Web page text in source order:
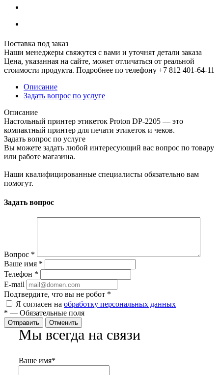
Поставка под заказ
Наши менеджеры свяжутся с вами и уточнят детали заказа
Цена, указанная на сайте, может отличаться от реальной
стоимости продукта. Подробнее по телефону +7 812 401-64-11
Описание
Задать вопрос по услуге
Описание
Настольный принтер этикеток Proton DP-2205 — это
компактный принтер для печати этикеток и чеков.
Задать вопрос по услуге
Вы можете задать любой интересующий вас вопрос по товару
или работе магазина.
Наши квалифицированные специалисты обязательно вам
помогут.
Задать вопрос
Вопрос *
Ваше имя *
Телефон *
E-mail
Подтвердите, что вы не робот *
Я согласен на обработку персональных данных
* — Обязательные поля
Отправить Отменить
Мы всегда на связи
Ваше имя*